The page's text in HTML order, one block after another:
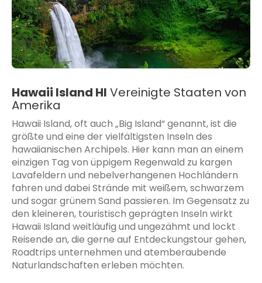
Hawaii Island HI Vereinigte Staaten von
Amerika
Hawaii Island, oft auch „Big Island“ genannt, ist die
größte und eine der vielfältigsten Inseln des
hawaiianischen Archipels. Hier kann man an einem
einzigen Tag von üppigem Regenwald zu kargen
Lavafeldern und nebelverhangenen Hochländern
fahren und dabei Strände mit weißem, schwarzem
und sogar grünem Sand passieren. Im Gegensatz zu
den kleineren, touristisch geprägten Inseln wirkt
Hawaii Island weitläufig und ungezähmt und lockt
Reisende an, die gerne auf Entdeckungstour gehen,
Roadtrips unternehmen und atemberaubende
Naturlandschaften erleben möchten.